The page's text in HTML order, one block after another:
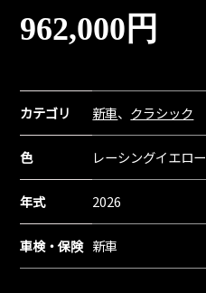
962,000円
カテゴリ 新車、 クラシック
色 レーシングイエロー
年式 2026
車検・保険 新車